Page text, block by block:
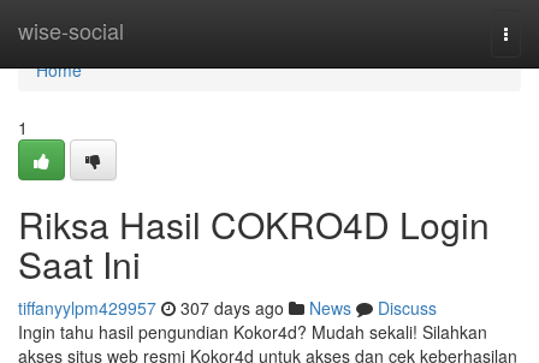
wise-social
Home
Home
1
Riksa Hasil COKRO4D Login
Saat Ini
tiffanyylpm429957 307 days ago News
Discuss
Ingin tahu hasil pengundian Kokor4d? Mudah sekali! Silahkan
akses situs web resmi Kokor4d untuk akses dan cek keberhasilan